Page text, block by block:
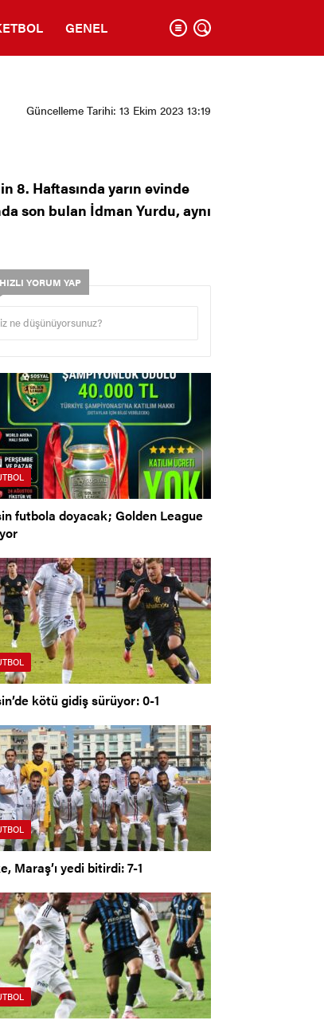
GENEL
Güncelleme Tarihi: 13 Ekim 2023 13:19
8. Haftasında yarın evinde
son bulan İdman Yurdu, aynı
HIZLI YORUM YAP
futbola doyacak; Golden League
kötü gidiş sürüyor: 0-1
Maraş’ı yedi bitirdi: 7-1